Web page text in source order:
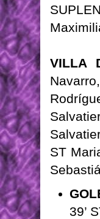
VILLA
ST
39’